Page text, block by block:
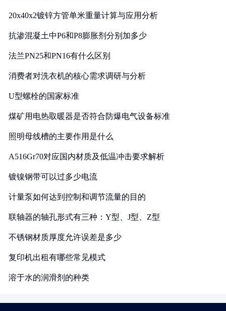
20x40x2镀锌方管单米重量计算与应用分析
抗渗混凝土中P6和P8膨胀剂分别加多少
法兰PN25和PN16有什么区别
消费者对洗衣机的核心需求调研与分析
U型螺栓的国家标准
煤矿用电热取暖器是否符合防爆电气设备标准
照明母线槽的主要作用是什么
A516Gr70对应国内材质及低温冲击要求解析
镀镍钢带可以过多少电流
计量泵如何达到控制和调节流量的目的
联轴器的轴孔形式有三种：Y型、J型、Z型
不锈钢材质厚度允许误差是多少
复印机出租有哪些常见模式
溶于水的润滑剂的种类